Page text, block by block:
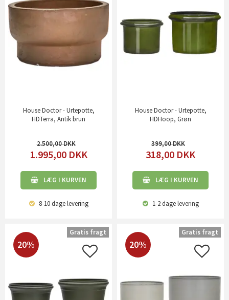
House Doctor - Urtepotte,
HDTerra, Antik brun
2.500,00
1.995,00 DKK
LÆG I KURVEN
8-10 dagelevering
House Doctor - Urtepotte,
HDHoop, Grøn
399,00
318,00 DKK
LÆG I KURVEN
1-2 dagelevering
20%
Gratis fragt
20%
Gratis fragt